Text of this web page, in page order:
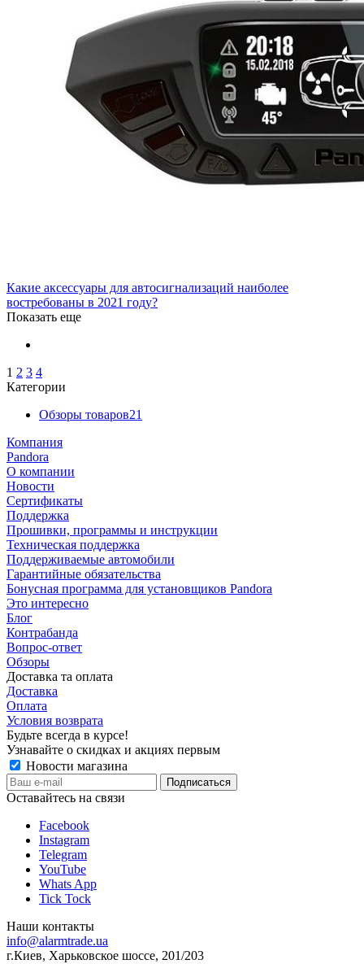
Какие аксессуары для автосигнализаций наиболее
востребованы в 2021 году?
Показать еще
1 2 3 4
Категории
Обзоры товаров21
Компания
Pandora
О компании
Новости
Сертификаты
Поддержка
Прошивки, программы и инструкции
Техническая поддержка
Поддерживаемые автомобили
Гарантийные обязательства
Бонусная программа для установщиков Pandora
Это интересно
Блог
Контрабанда
Вопрос-ответ
Обзоры
Доставка та оплата
Доставка
Оплата
Условия возврата
Будьте всегда в курсе!
Узнавайте о скидках и акциях первым
Новости магазина
Оставайтесь на связи
Facebook
Instagram
Telegram
YouTube
Whats App
Tick Tock
Наши контакты
info@alarmtrade.ua
г.Киев, Харьковское шоссе, 201/203